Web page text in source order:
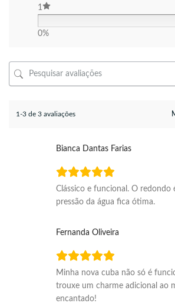
1
0%
1-3 de 3 avaliações
Bianca Dantas Farias
Clássico e funcional. O redondo
pressão da água fica ótima.
Fernanda Oliveira
Minha nova cuba não só é
trouxe um charme adicional ao
encantado!